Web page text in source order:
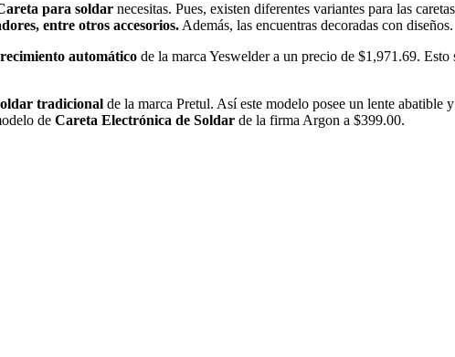
para soldar necesitas. Pues, existen diferentes variantes para las
entre otros accesorios.Además, las encuentras decoradas con diseños.
automático de la marca Yeswelder a un precio de $1,971.69.
tradicional de la marca Pretul. Así este modelo posee un lente
de Careta Electrónica de Soldar de la firma Argon a $399.00.